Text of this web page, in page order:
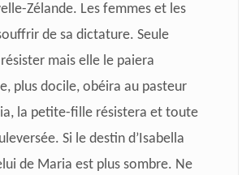
Zélande. Les femmes et les
de sa dictature. Seule
mais elle le paiera
plus docile, obéira au pasteur
la petite-fille résistera et toute
Si le destin d’Isabella
de Maria est plus sombre. Ne